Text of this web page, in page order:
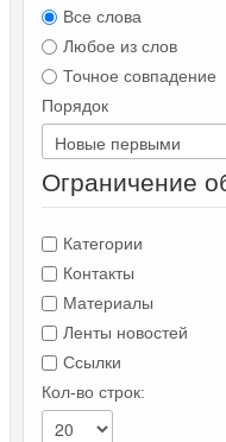
Все слова
Любое из слов
Точное совпадение
Порядок
Ограничение
Категории
Контакты
Материалы
Ленты новостей
Ссылки
Кол-во строк: